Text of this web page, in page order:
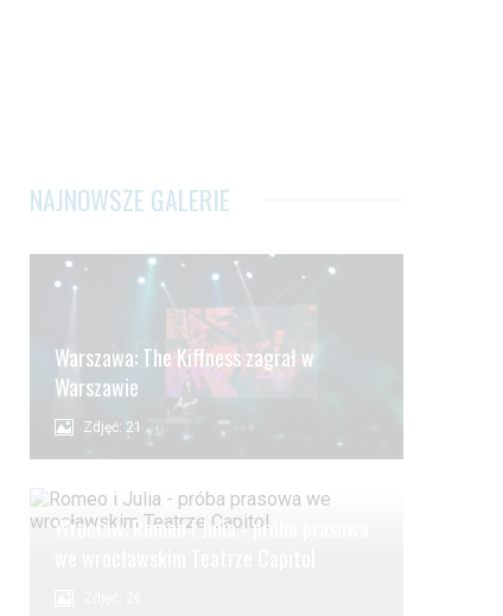
NAJNOWSZE GALERIE
Warszawa: The Kiffness zagrał w
Warszawie
Zdjęć: 21
Wrocław: Romeo i Julia - próba prasowa